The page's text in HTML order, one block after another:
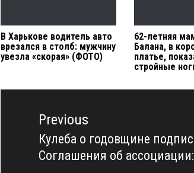
В Харькове водитель авто
врезался в столб: мужчину
увезла «скорая» (ФОТО)
62-летняя
Балана, в
платье,
стройные
Навигация
записямPrevious
Previous
post:
Кулеба о годовщине
Соглашения об